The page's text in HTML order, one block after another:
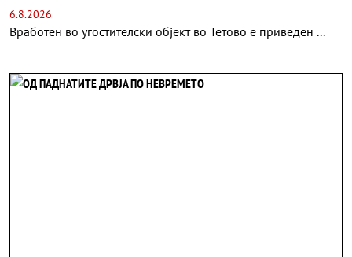
6.8.2026
Вработен во угостителски објект во Тетово е приведен ...